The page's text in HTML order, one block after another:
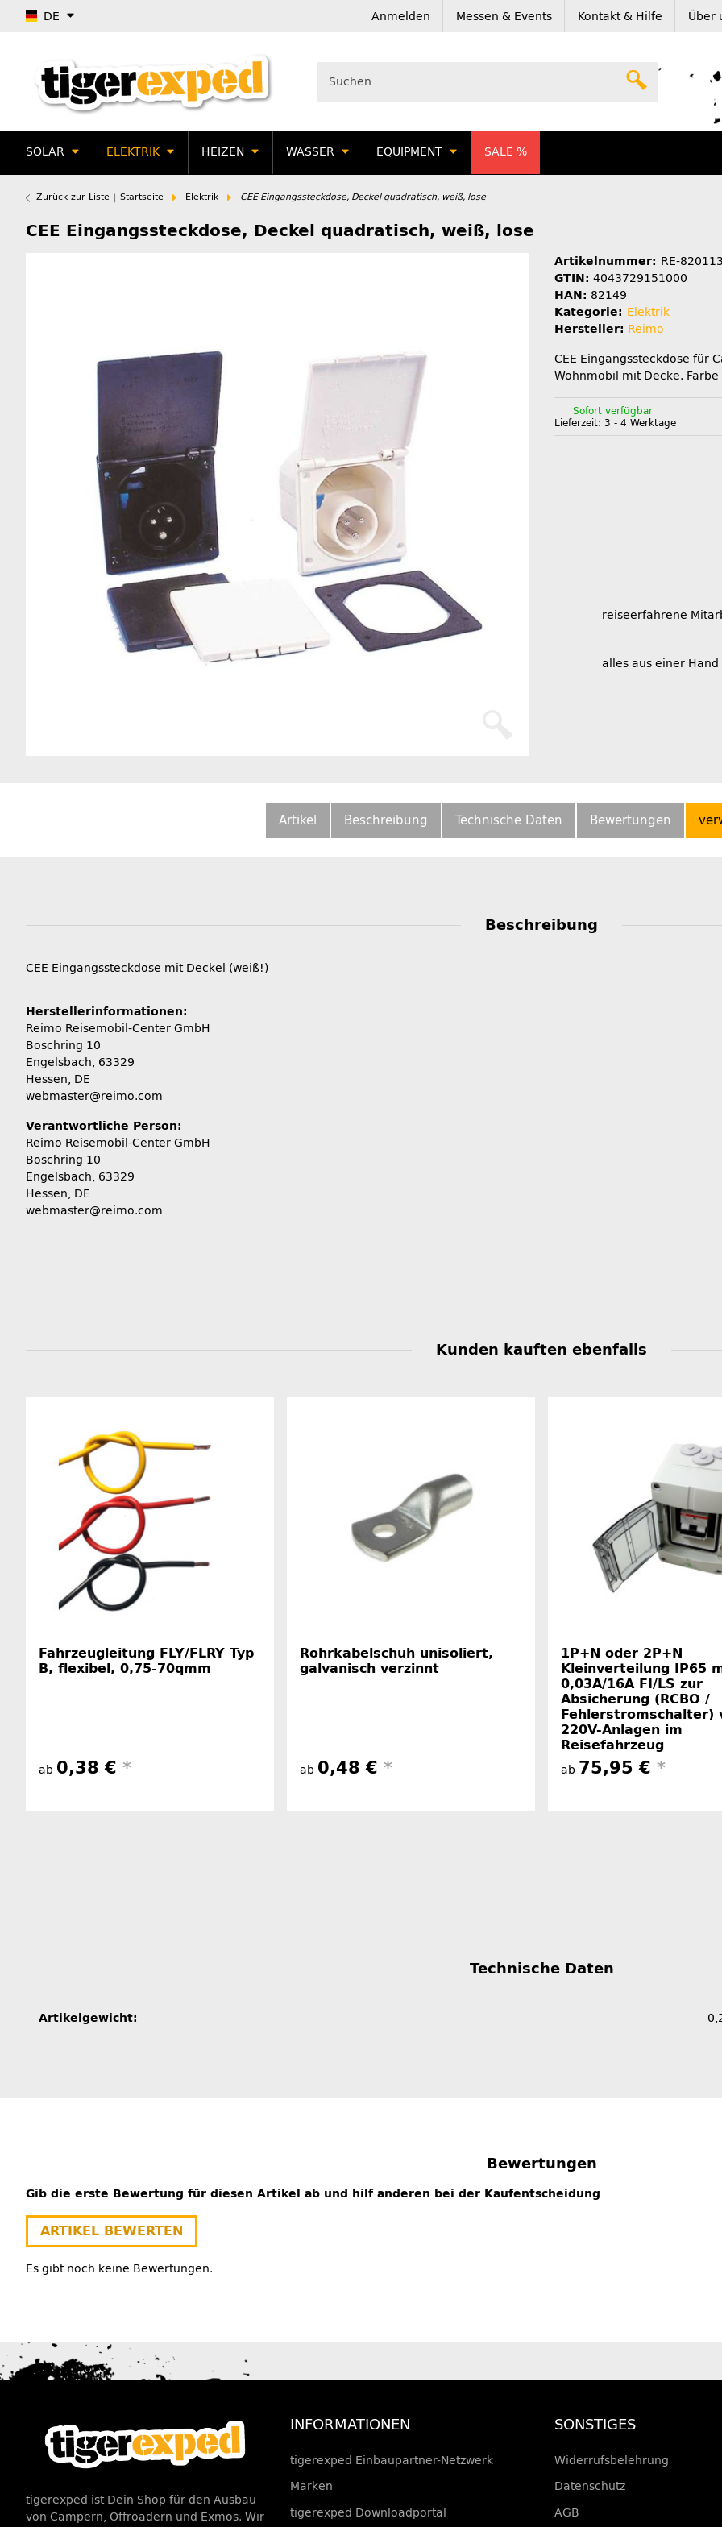
DE Anmelden Messen & Events Kontakt & Hilfe Über
SOLAR ELEKTRIK HEIZEN WASSER EQUIPMENT SALE %
Zurück zur Liste Startseite Elektrik CEE Eingangssteckdose, Deckel quadratisch, weiß, lose
CEE Eingangssteckdose, Deckel quadratisch, weiß, lose
Artikelnummer: RE-
GTIN: 4043729151000
HAN: 82149
Kategorie: Elektrik
Hersteller: Reimo
CEE Eingangssteckdose für
Wohnmobil mit Decke. Farbe
Sofort verfügbar
Lieferzeit: 3 - 4 Werktage
reiseerfahrene
alles aus einer Hand
Artikel Beschreibung Technische Daten Bewertungen
Beschreibung
CEE Eingangssteckdose mit Deckel (weiß!)
Herstellerinformationen:
Reimo Reisemobil-Center GmbH
Boschring 10
Engelsbach, 63329
Hessen, DE
webmaster@reimo.com
Verantwortliche Person:
Reimo Reisemobil-Center GmbH
Boschring 10
Engelsbach, 63329
Hessen, DE
webmaster@reimo.com
Kunden kauften ebenfalls
Fahrzeugleitung FLY/FLRY Typ
B, flexibel, 0,75-70qmm
ab 0,38 € *
Rohrkabelschuh unisoliert,
galvanisch verzinnt
ab 0,48 € *
1P+N oder 2P+N
Kleinverteilung IP65
0,03A/16A FI/LS zur
Absicherung (RCBO /
Fehlerstromschalter)
220V-Anlagen im
Reisefahrzeug
ab 75,95 € *
Technische Daten
Produkteigenschaft
Wert
Artikelgewicht:
Bewertungen
Gib die erste Bewertung für diesen Artikel ab und hilf anderen bei der Kaufentscheidung
ARTIKEL BEWERTEN
Es gibt noch keine Bewertungen.
tigerexped ist Dein Shop für den Ausbau
von Campern, Offroadern und Exmos. Wir
INFORMATIONEN
tigerexped Einbaupartner-Netzwerk
Marken
tigerexped Downloadportal
SONSTIGES
Widerrufsbelehrung
Datenschutz
AGB